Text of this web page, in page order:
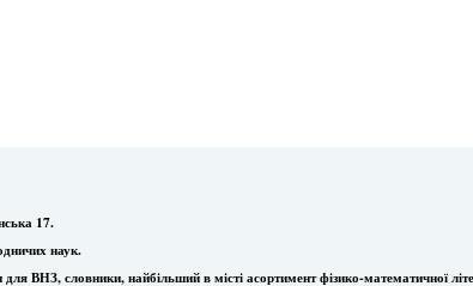
17.
наук.
для ВНЗ, словники, найбільший в місті асортимент фізико-математичної